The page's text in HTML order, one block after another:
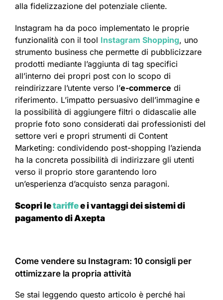
alla fidelizzazione del potenziale cliente.
Instagram ha da poco implementato le proprie
funzionalità con il tool Instagram Shopping, uno
strumento business che permette di pubblicizzare
prodotti mediante l’aggiunta di tag specifici
all’interno dei propri post con lo scopo di
reindirizzare l’utente verso l’e-commerce di
riferimento. L’impatto persuasivo dell’immagine e
la possibilità di aggiungere filtri o didascalie alle
proprie foto sono considerati dai professionisti del
settore veri e propri strumenti di Content
Marketing: condividendo post-shopping l’azienda
ha la concreta possibilità di indirizzare gli utenti
verso il proprio store garantendo loro
un’esperienza d’acquisto senza paragoni.
Scopri letariffee i vantaggi dei sistemi di
pagamento di Axepta
Come vendere su Instagram: 10 consigli per
ottimizzare la propria attività
Se stai leggendo questo articolo è perché hai